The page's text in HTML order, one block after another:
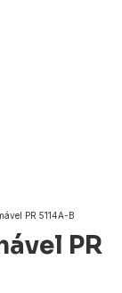
PR 5114A-B
PR